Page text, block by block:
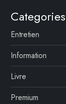
n
d
e
l
’
Categories
Entretien
Information
Livre
Premium